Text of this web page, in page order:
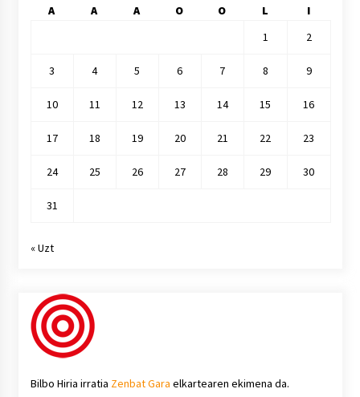
A A A O O L
I
1
2
3 4 5 6 7 8 9
10 11 12 13 14 15 16
17 18 19 20 21 22 23
24 25 26 27 28 29 30
31
« Uzt
Bilbo Hiria irratia Zenbat Gara elkartearen ekimena da.